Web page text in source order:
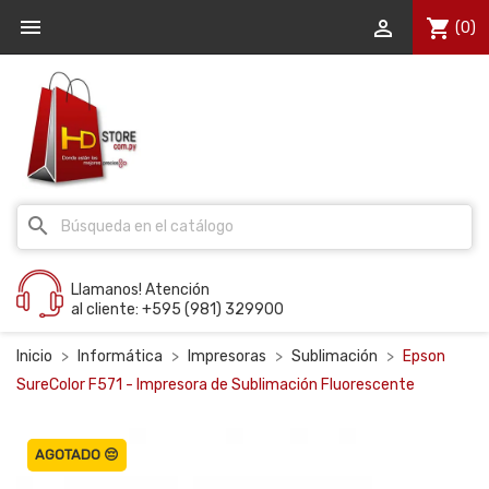
 shopping_cart (0)

search
Llamanos! Atención
al cliente: +595 (981) 329900
Inicio Informática Impresoras Sublimación
Epson
SureColor F571 - Impresora de Sublimación Fluorescente
AGOTADO 😔